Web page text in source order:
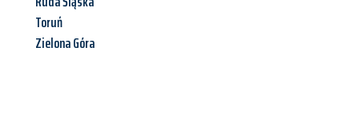
Toruń
Zielona Góra